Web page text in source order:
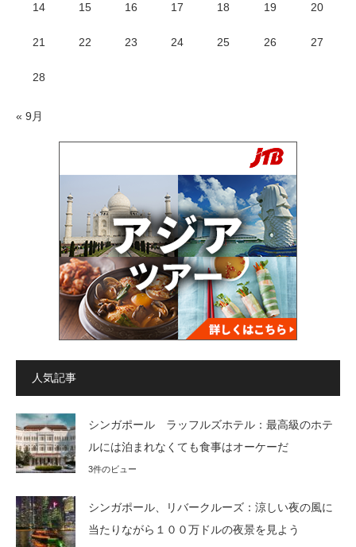
14 15 16 17 18 19 20
21 22 23 24 25 26 27
28
« 9月
人気記事
シンガポール ラッフルズホテル：最高級のホテ
ルには泊まれなくても食事はオーケーだ
3件のビュー
シンガポール、リバークルーズ：涼しい夜の風に
当たりながら１００万ドルの夜景を見よう